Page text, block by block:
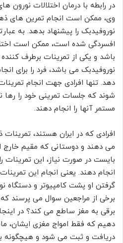
در رابطه با درمان اختلالات
وی، ممکن است انجام تمرین های
نوروفیدبک را پیشنهاد بدهد. به
افسردگی شده است، ممکن است
باشد و یکی از تمرینات برطرف
نوروفیدبک می باشد، فرد را برای
دهد. تنها افرادی جهت انجام
شوند که جلسات تمرینی خود را رها
مستمر آنها را انجام دهند.
افرادی که در ایران هستند،
می دهند و دوستانی که مقیم خارج
بایست در صورت نیاز، این تمرینات
انجام دهند. یعنی انجام این
گرفتن او پشت کامپیوتر و دستگاه
برخی از مراجعین سوال می پرسند که
برقی به مغز ساطع می کند؟ در
دهیم که فقط امواج مغزی ایشان،
دریافت و ثبت می شود و هیچگونه